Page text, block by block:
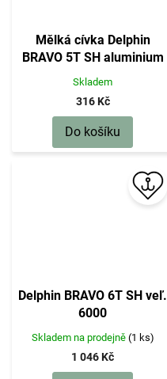
Mělká cívka Delphin
BRAVO 5T SH aluminium
Skladem
316 Kč
Do košíku
Delphin BRAVO 6T SH veľ.
6000
Skladem na prodejně (1 ks)
1 046 Kč